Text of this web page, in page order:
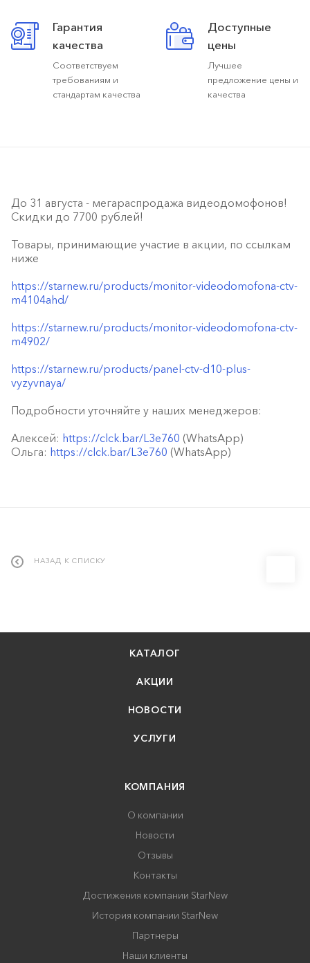
Гарантия
качества
Соответствуем
требованиям и
стандартам качества
Доступные
цены
Лучшее
предложение цены и
качества
До 31 августа - мегараспродажа видеодомофонов!
Скидки до 7700 рублей!
Товары, принимающие участие в акции, по ссылкам
ниже
https://starnew.ru/products/monitor-videodomofona-ctv-
m4104ahd/
https://starnew.ru/products/monitor-videodomofona-ctv-
m4902/
https://starnew.ru/products/panel-ctv-d10-plus-
vyzyvnaya/
Подробности уточняйте у наших менеджеров:
Алексей: https://clck.bar/L3e760 (WhatsApp)
Ольга: https://clck.bar/L3e760 (WhatsApp)
НАЗАД К СПИСКУ
КАТАЛОГ
АКЦИИ
НОВОСТИ
УСЛУГИ
КОМПАНИЯ
О компании
Новости
Отзывы
Контакты
Достижения компании StarNew
История компании StarNew
Партнеры
Наши клиенты